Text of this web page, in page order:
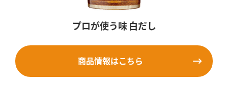
プロが使う味 白だし
商品情報はこちら